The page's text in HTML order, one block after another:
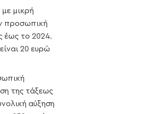
μικρή
προσωπική
έως το 2024.
20 ευρώ
της τάξεως
αύξηση